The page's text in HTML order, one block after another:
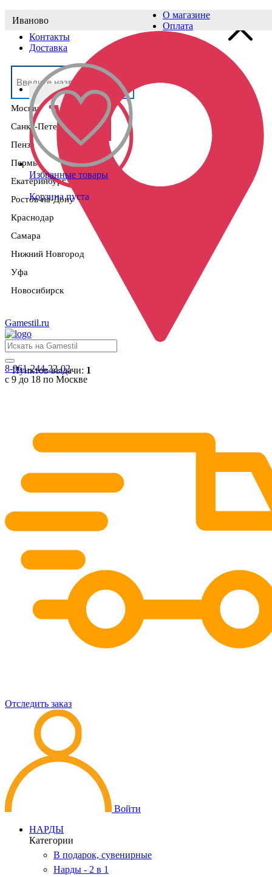
Выберите населённый пункт
Москва
Санкт-Петербург
Пенза
Пермь
Екатеринбург
Ростов-на-Дону
Краснодар
Самара
Нижний Новгород
Уфа
Новосибирск
Иваново
Пунктов выдачи: 1
О магазине
Оплата
Контакты
Доставка
Избранные товары
Корзина пуста
Gamestil.ru
8-961-244-22-02
с 9 до 18 по Москве
Отследить заказ
Войти
НАРДЫ
Категории
В подарок, сувенирные
Нарды - 2 в 1